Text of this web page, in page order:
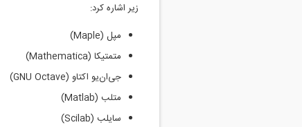
زیر اشاره کرد:
مپل (Maple)
متمتیکا (Mathematica)
جی‌ان‌یو اکتاو (GNU Octave)
متلب (Matlab)
سایلب (Scilab)